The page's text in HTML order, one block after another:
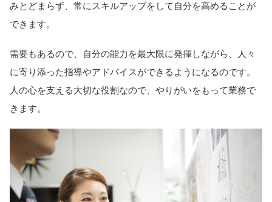
みとどまらず、常にスキルアップをして自分を高めることが
できます。
需要もあるので、自分の能力を最大限に発揮しながら、人々
に寄り添った指導やアドバイスができるようになるのです。
人の心を支える大切な役割なので、やりがいをもって業務で
きます。